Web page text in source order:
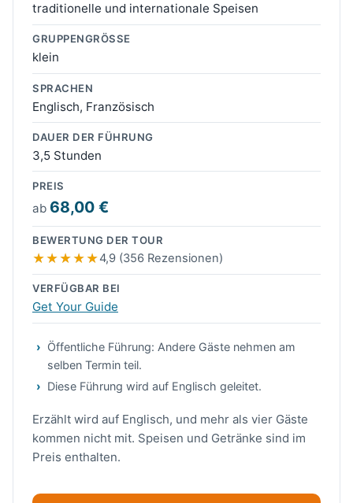
traditionelle und internationale Speisen
GRUPPENGRÖSSE
klein
SPRACHEN
Englisch, Französisch
DAUER DER FÜHRUNG
3,5 Stunden
PREIS
ab 68,00 €
BEWERTUNG DER TOUR
4,9 (356 Rezensionen)
VERFÜGBAR BEI
Get Your Guide
Öffentliche Führung: Andere Gäste nehmen am
selben Termin teil.
Diese Führung wird auf Englisch geleitet.
Erzählt wird auf Englisch, und mehr als vier Gäste
kommen nicht mit. Speisen und Getränke sind im
Preis enthalten.